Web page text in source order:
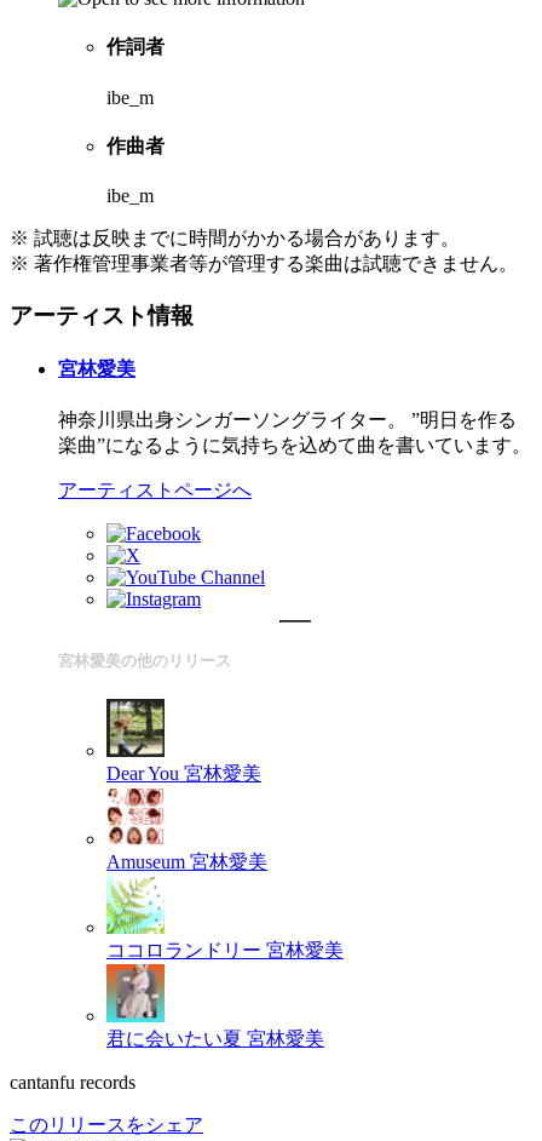
作詞者
ibe_m
作曲者
ibe_m
※ 試聴は反映までに時間がかかる場合があります。
※ 著作権管理事業者等が管理する楽曲は試聴できません。
アーティスト情報
宮林愛美
神奈川県出身シンガーソングライター。 ”明日を作る
楽曲”になるように気持ちを込めて曲を書いています。
アーティストページへ
宮林愛美の他のリリース
Dear You 宮林愛美
Amuseum 宮林愛美
ココロランドリー 宮林愛美
君に会いたい夏 宮林愛美
cantanfu records
このリリースをシェア